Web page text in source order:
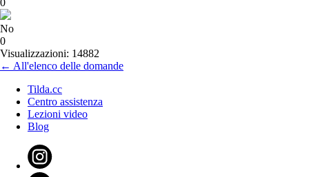
0
No
0
Visualizzazioni: 14882
← All'elenco delle domande
Tilda.cc
Centro assistenza
Lezioni video
Blog